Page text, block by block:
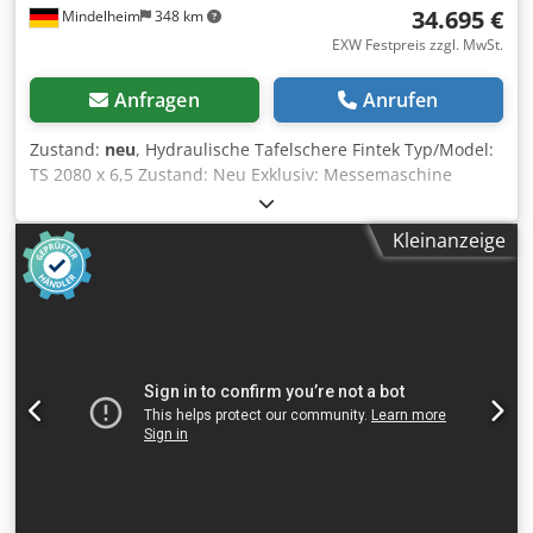
Mindelheim 348 km 34.695 €
EXW Festpreis zzgl. MwSt.
Anfragen Anrufen
Zustand: neu, Hydraulische Tafelschere Fintek Typ/Model:
TS 2080 x 6,5 Zustand: Neu Exklusiv: Messemaschine
EURO-Blech Hannover 2026 Kompakte hydraulische
Tafelschere, ideal für den Metall- und Behälterbau. Die
großzügigen Auflagearme und der Tisch mit integrierten
Rollen machen die Ausrichtung und Bearbeitung von
großen Werkstücken präzise und einfach. Die Bedienung
- 36 Anzahl Niederhalter: 12 Druck Niederhalter: 5,6 t
Auflagearme vorne: 1000 mm Codpfjzh Uuijx Am Asha
Hinteranschlag: 600 mm Schnittwinkel: 1/2 - 2°
Kleinanzeige